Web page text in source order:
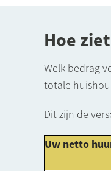
Hoe
Welk bedrag
totale
Dit zijn de
Uw netto